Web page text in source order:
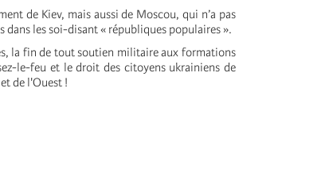
de Kiev, mais aussi de Moscou, qui n’a pas
dans les soi-disant « républiques populaires ».
la fin de tout soutien militaire aux formations
le-feu et le droit des citoyens ukrainiens de
de l'Ouest !